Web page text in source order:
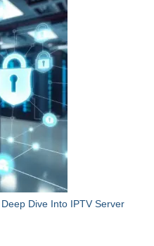
Dive Into IPTV Server